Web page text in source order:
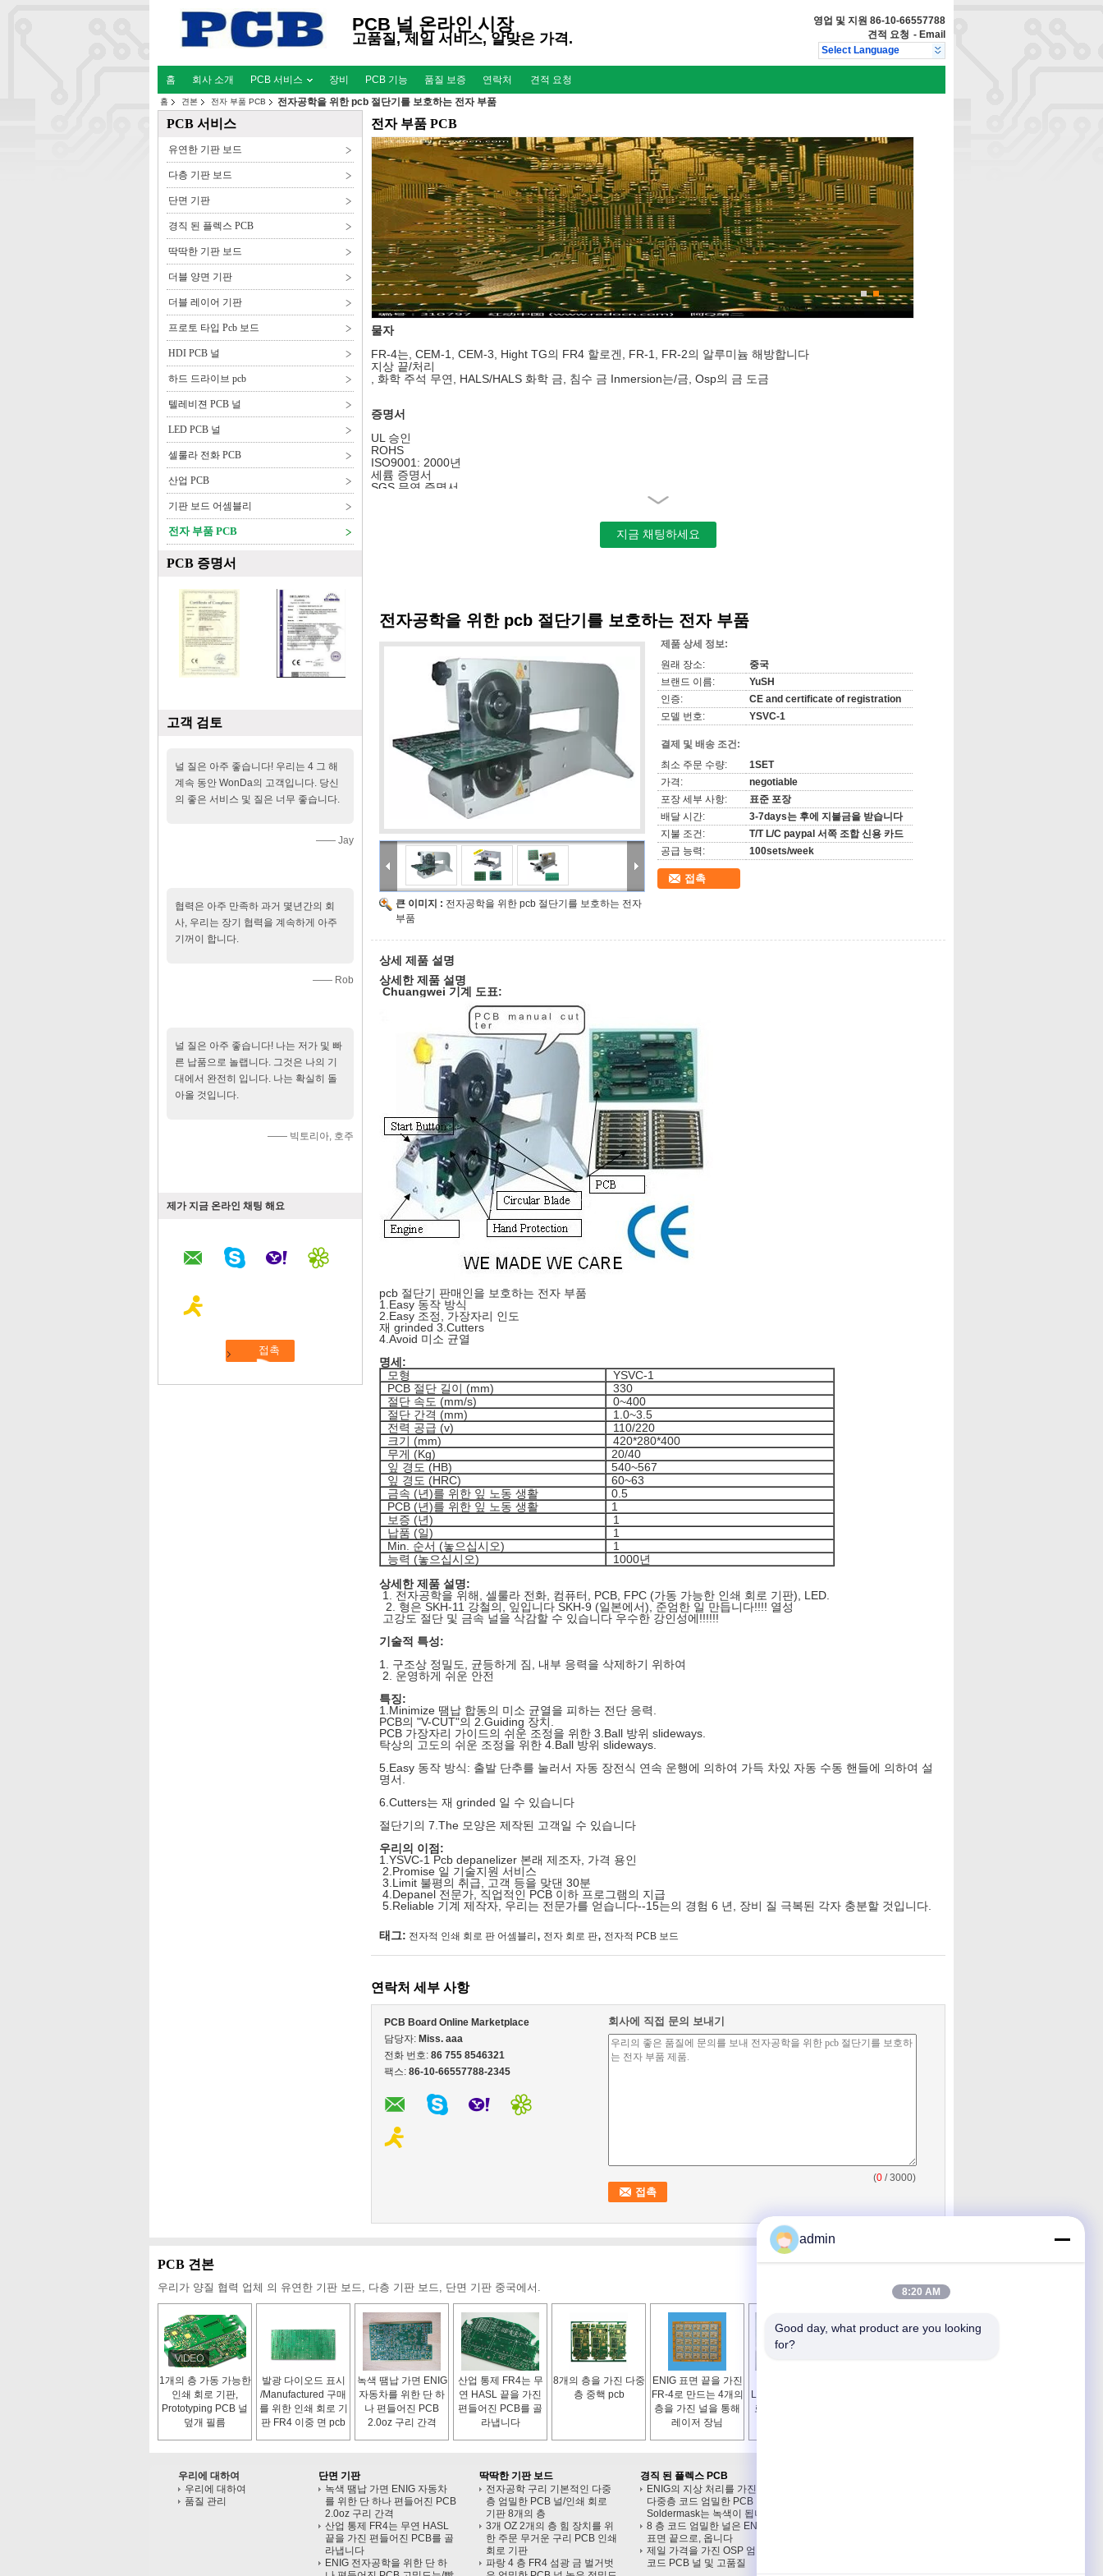
PCB 널 온라인 시장
고품질, 제일 서비스, 알맞은 가격.
영업 및 지원 86-10-66557788
견적 요청 - Email
Select Language
홈 회사 소개 PCB 서비스 장비 PCB 기능 품질 보증 연락처 견적 요청
홈 견본 전자 부품 PCB 전자공학을 위한 pcb 절단기를 보호하는 전자 부품
PCB 서비스
유연한 기판 보드
다층 기판 보드
단면 기판
경직 된 플렉스 PCB
딱딱한 기판 보드
더블 양면 기판
더블 레이어 기판
프로토 타입 Pcb 보드
HDI PCB 널
하드 드라이브 pcb
텔레비젼 PCB 널
LED PCB 널
셀룰라 전화 PCB
산업 PCB
기판 보드 어셈블리
전자 부품 PCB
PCB 증명서
고객 검토
널 질은 아주 좋습니다! 우리는 4 그 해
계속 동안 WonDa의 고객입니다. 당신
의 좋은 서비스 및 질은 너무 좋습니다.
—— Jay
협력은 아주 만족하 과거 몇년간의 회
사, 우리는 장기 협력을 계속하게 아주
기꺼이 합니다.
—— Rob
널 질은 아주 좋습니다! 나는 저가 및 빠
른 납품으로 놀랩니다. 그것은 나의 기
대에서 완전히 입니다. 나는 확실히 돌
아올 것입니다.
—— 빅토리아, 호주
제가 지금 온라인 채팅 해요
전자 부품 PCB
물자
FR-4는, CEM-1, CEM-3, Hight TG의 FR4 할로겐, FR-1, FR-2의 알루미늄 해방합니다
지상 끝/처리
, 화학 주석 무연, HALS/HALS 화학 금, 침수 금 Inmersion는/금, Osp의 금 도금
증명서
UL 승인
ROHS
ISO9001: 2000년
세륨 증명서
SGS 무연 증명서
우리는 우리의 고객 전체에 뒤에 오는 서비스를 제공합니다:
뒤에 오는 정보는 이 서비스를 위해 요구됩니다:
벌거벗은 PCB의 *Gerber 파일
다음을 포함할 것이다 물자의 *Bill: 부분의 제조업체 제품 번호, 유형, 포장, 참고 지명자에 의해 목록으로 만들어
지는 구성요소 위치 및 양의 유형
비표준 분대를 위한 *Dimensional 명세
어떤 변경 통보를 포함하여 *Assembly, 당기기
*Final 시험 절차 (이용 가능하다면)
전자공학을 위한 pcb 절단기를 보호하는 전자 부품
큰 이미지 : 전자공학을 위한 pcb 절단기를 보호하는 전자
부품
제품 상세 정보:
원래 장소:
중국
브랜드 이름:
YuSH
인증:
CE and certificate of registration
모델 번호:
YSVC-1
결제 및 배송 조건:
최소 주문 수량:
1SET
가격:
negotiable
포장 세부 사항:
표준 포장
배달 시간:
3-7days는 후에 지불금을 받습니다
지불 조건:
T/T L/C paypal 서쪽 조합 신용 카드
공급 능력:
100sets/week
접촉
상세 제품 설명
상세한 제품 설명
Chuangwei 기계 도표:
pcb 절단기 판매인을 보호하는 전자 부품
1.Easy 동작 방식
2.Easy 조정, 가장자리 인도
재 grinded 3.Cutters
4.Avoid 미소 균열
명세:
모형
YSVC-1
PCB 절단 길이 (mm)
330
절단 속도 (mm/s)
0~400
절단 간격 (mm)
1.0~3.5
전력 공급 (v)
110/220
크기 (mm)
420*280*400
무게 (Kg)
20/40
잎 경도 (HB)
540~567
잎 경도 (HRC)
60~63
금속 (년)를 위한 잎 노동 생활
0.5
PCB (년)를 위한 잎 노동 생활
1
보증 (년)
1
납품 (일)
1
Min. 순서 (놓으십시오)
1
능력 (놓으십시오)
1000년
상세한 제품 설명:
1. 전자공학을 위해, 셀룰라 전화, 컴퓨터, PCB, FPC (가동 가능한 인쇄 회로 기판), LED.
2. 형은 SKH-11 강철의, 잎입니다 SKH-9 (일본에서), 준엄한 일 만듭니다!!!! 열성
고강도 절단 및 금속 널을 삭감할 수 있습니다 우수한 강인성에!!!!!!
기술적 특성:
1. 구조상 정밀도, 균등하게 짐, 내부 응력을 삭제하기 위하여
2. 운영하게 쉬운 안전
특징:
1.Minimize 땜납 합동의 미소 균열을 피하는 전단 응력.
PCB의 "V-CUT"의 2.Guiding 장치.
PCB 가장자리 가이드의 쉬운 조정을 위한 3.Ball 방위 slideways.
탁상의 고도의 쉬운 조정을 위한 4.Ball 방위 slideways.
5.Easy 동작 방식: 출발 단추를 눌러서 자동 장전식 연속 운행에 의하여 가득 차있 자동 수동 핸들에 의하여 설
명서.
6.Cutters는 재 grinded 일 수 있습니다
절단기의 7.The 모양은 제작된 고객일 수 있습니다
우리의 이점:
1.YSVC-1 Pcb depanelizer 본래 제조자, 가격 용인
2.Promise 일 기술지원 서비스
3.Limit 불평의 취급, 고객 등을 맞댄 30분
4.Depanel 전문가, 직업적인 PCB 이하 프로그램의 지급
5.Reliable 기계 제작자, 우리는 전문가를 얻습니다--15는의 경험 6 년, 장비 질 극복된 각자 충분할 것입니다.
태그: 전자적 인쇄 회로 판 어셈블리 , 전자 회로 판, 전자적 PCB 보드
연락처 세부 사항
PCB Board Online Marketplace
담당자: Miss. aaa
전화 번호: 86 755 8546321
팩스: 86-10-66557788-2345
회사에 직접 문의 보내기
(0 / 3000)
PCB 견본
우리가 양질 협력 업체 의 유연한 기판 보드, 다층 기판 보드, 단면 기판 중국에서.
1개의 층 가동 가능한
인쇄 회로 기판,
Prototyping PCB 널
덮개 필름
발광 다이오드 표시
/Manufactured 구매
를 위한 인쇄 회로 기
판 FR4 이중 면 pcb
녹색 땜납 가면 ENIG
자동차를 위한 단 하
나 편들어진 PCB
2.0oz 구리 간격
산업 통제 FR4는 무
연 HASL 끝을 가진
편들어진 PCB를 골
라냅니다
8개의 층을 가진 다중
층 중핵 pcb
ENIG 표면 끝을 가진
FR-4로 만드는 4개의
층을 가진 널을 통해
레이저 장님
LED PCB 널은/빛 회
로판 집합을 지도했
우리에 대하여
우리에 대하여
품질 관리
단면 기판
녹색 땜납 가면 ENIG 자동차
를 위한 단 하나 편들어진 PCB
2.0oz 구리 간격
산업 통제 FR4는 무연 HASL
끝을 가진 편들어진 PCB를 골
라냅니다
ENIG 전자공학을 위한 단 하
딱딱한 기판 보드
전자공학 구리 기본적인 다중
층 엄밀한 PCB 널/인쇄 회로
기판 8개의 층
3개 OZ 2개의 층 힘 장치를 위
한 주문 무거운 구리 PCB 인쇄
회로 기판
파랑 4 층 FR4 섬광 금 벌거벗
경직 된 플렉스 PCB
ENIG의 지상 처리를 가진 4 층
다중층 코드 엄밀한 PCB 및
Soldermask는 녹색이 됩니다
8 층 코드 엄밀한 널은 ENIG
표면 끝으로, 옵니다
제일 가격을 가진 OSP 엄밀하
코드 PCB 널 및 고품질
admin
8:20 AM
Good day, what product are you looking
for?